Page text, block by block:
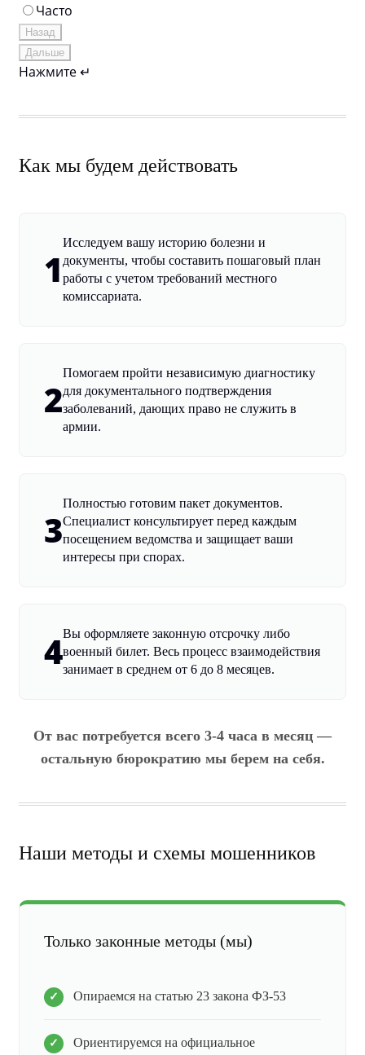
Часто
Назад
Дальше
Нажмите ↵
Как мы будем действовать
1
Исследуем вашу историю болезни и
документы, чтобы составить пошаговый план
работы с учетом требований местного
комиссариата.
2
Помогаем пройти независимую диагностику
для документального подтверждения
заболеваний, дающих право не служить в
армии.
3
Полностью готовим пакет документов.
Специалист консультирует перед каждым
посещением ведомства и защищает ваши
интересы при спорах.
4Вы оформляете законную отсрочку либо
военный билет. Весь процесс взаимодействия
занимает в среднем от 6 до 8 месяцев.
От вас потребуется всего 3-4 часа в месяц —
остальную бюрократию мы берем на себя.
Наши методы и схемы мошенников
Только законные методы (мы)
Опираемся на статью 23 закона ФЗ-53
Ориентируемся на официальное